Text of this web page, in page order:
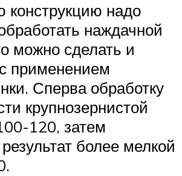
конструкцию надо
наждачной
можно сделать и
применением
Сперва обработку
крупнозернистой
120, затем
более мелкой